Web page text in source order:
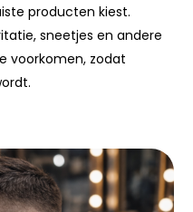
producten kiest.
sneetjes en andere
voorkomen, zodat